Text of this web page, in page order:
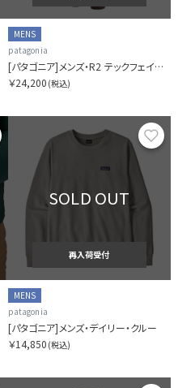
MENS
patagonia
[パタゴニア]メンズ・R2 テックフェイス・パンツ
￥24,200 (税込)
お気に入り
SOLD OUT
再入荷受付
MENS
patagonia
[パタゴニア]メンズ・デイリー・クルー
￥14,850 (税込)